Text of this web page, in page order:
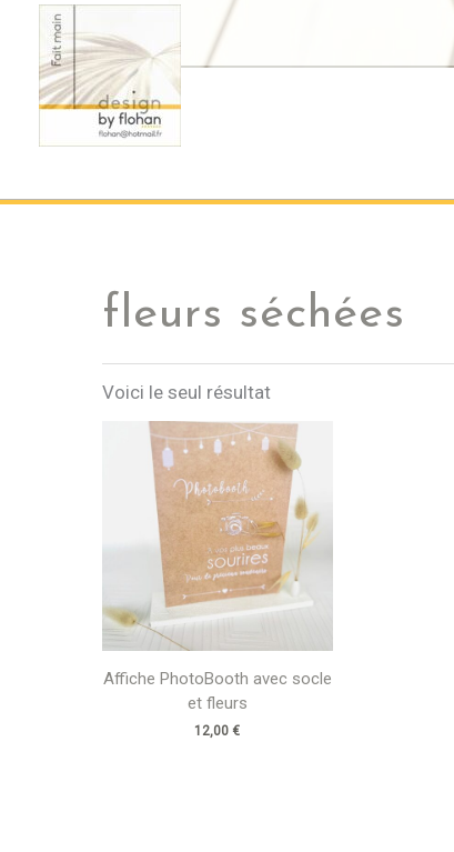
contenu
fleurs séchées
Voici le seul résultat
Affiche PhotoBooth avec socle
et fleurs
12,00€